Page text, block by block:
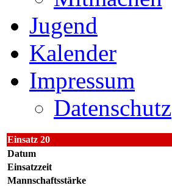
Jugend
Kalender
Impressum
Datenschutz
Einsatz 20
Datum
Einsatzzeit
Mannschaftsstärke